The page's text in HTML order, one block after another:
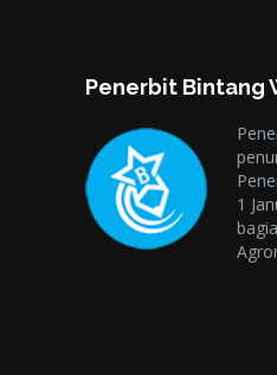
Penerbit Bintang
1